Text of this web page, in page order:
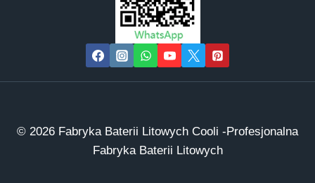
© 2026 Fabryka Baterii Litowych Cooli -Profesjonalna
Fabryka Baterii Litowych